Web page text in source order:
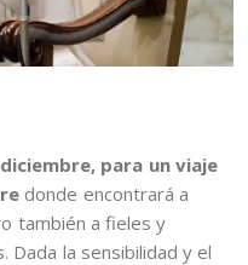
para un viaje
donde encontrará a
también a fieles y
Dada la sensibilidad y el